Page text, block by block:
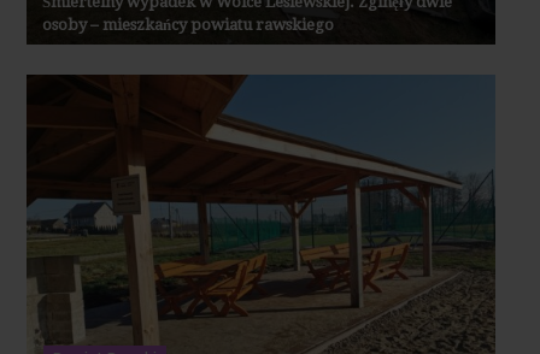
osoby – mieszkańcy powiatu rawskiego